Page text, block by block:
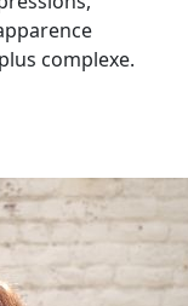
complexe.